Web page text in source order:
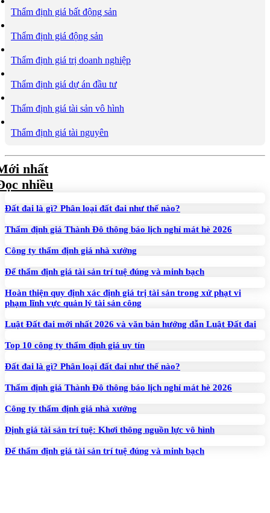
Thẩm định giá bất động sản
Thẩm định giá động sản
Thẩm định giá trị doanh nghiệp
Thẩm định giá dự án đầu tư
Thẩm định giá tài sản vô hình
Thẩm định giá tài nguyên
nhất
nhiều
Đất đai là gì? Phân loại đất đai như thế nào?
Thẩm định giá Thành Đô thông báo lịch nghỉ mát hè 2026
Công ty thẩm định giá nhà xưởng
Để thẩm định giá tài sản trí tuệ đúng và minh bạch
Hoàn thiện quy định xác định giá trị tài sản trong xử phạt vi
phạm lĩnh vực quản lý tài sản công
Luật Đất đai mới nhất 2026 và văn bản hướng dẫn Luật Đất đai
Top 10 công ty thẩm định giá uy tín
Đất đai là gì? Phân loại đất đai như thế nào?
Thẩm định giá Thành Đô thông báo lịch nghỉ mát hè 2026
Công ty thẩm định giá nhà xưởng
Định giá tài sản trí tuệ: Khơi thông nguồn lực vô hình
Để thẩm định giá tài sản trí tuệ đúng và minh bạch